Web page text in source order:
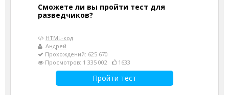
Сможете ли вы пройти тест для
разведчиков?
HTML-код
Андрей
Прохождений: 625 670
Просмотров: 1 335 002
1633
Пройти тест